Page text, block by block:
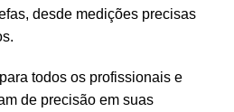
desde medições precisas
todos os profissionais e
de precisão em suas